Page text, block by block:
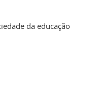
da educação